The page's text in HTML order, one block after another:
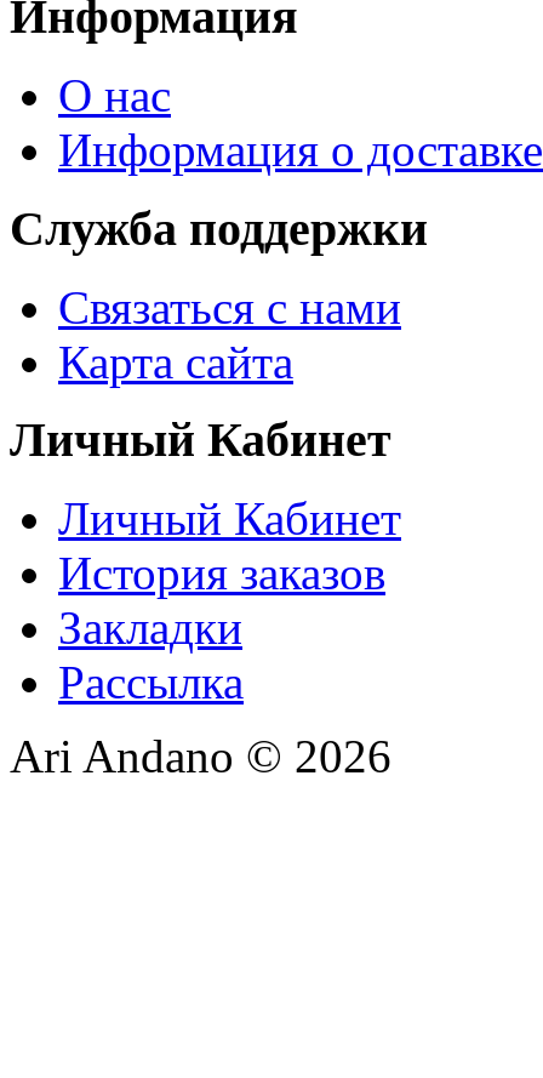
Информация
О нас
Информация о доставке
Служба поддержки
Связаться с нами
Карта сайта
Личный Кабинет
Личный Кабинет
История заказов
Закладки
Рассылка
Ari Andano © 2026